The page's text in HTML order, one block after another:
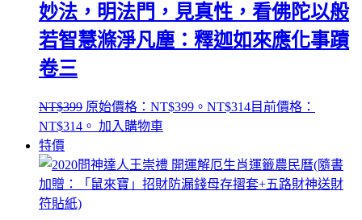
妙法，明法門，見真性，看佛陀以般
若智慧滌淨凡塵：釋迦如來應化事蹟
卷三
NT$399 原始價格：NT$399。 NT$314目前價格：
NT$314。 加入購物車
特價